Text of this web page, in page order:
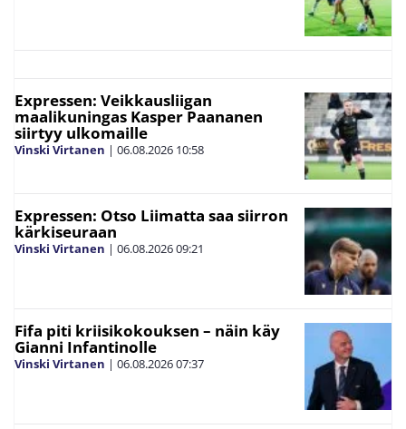
Expressen: Veikkausliigan
maalikuningas Kasper Paananen
siirtyy ulkomaille
Vinski Virtanen | 06.08.2026 10:58
Expressen: Otso Liimatta saa siirron
kärkiseuraan
Vinski Virtanen | 06.08.202609:21
Fifa piti kriisikokouksen – näin käy
Gianni Infantinolle
Vinski Virtanen | 06.08.202607:37